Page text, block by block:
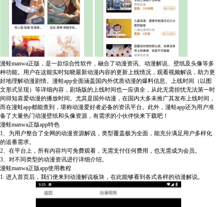
漫蛙manwa正版，是一款综合性软件，融合了动漫资讯、动漫解说、壁纸及头像等多
种功能。用户在这能实时知晓最新动漫内容的更新上线情况，观看视频解说，助力更
好地理解动漫剧情。漫蛙app全面涵盖国内外优质动漫的爆料信息、上线时间（以图
文形式呈现）等详细内容，剧场版的上线时间也一应俱全，从此无需担忧无法第一时
间得知喜爱动漫的播放时间。尤其是国外动漫，在国内大多未推广其发布上线时间，
而在漫蛙app都能查到，堪称动漫爱好者必备的资讯平台。此外，漫蛙app还为用户准
备了大量热门动漫壁纸和头像资源，有需求的小伙伴快来下载吧！
漫蛙manwa正版app特色
1、为用户整合了全网的动漫资源解说，类型覆盖极为全面，能充分满足用户多样化
的追番需求。
2、在平台上，所有内容均可免费观看，无需支付任何费用，也无需成为会员。
3、对不同类型的动漫资讯进行详细介绍。
漫蛙manwa正版app使用教程
1. 进入首页后，我们便来到动漫解说板块，在此能够看到各式各样的动漫解说。